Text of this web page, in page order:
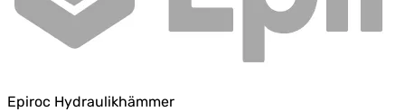
Epiroc Hydraulikhämmer